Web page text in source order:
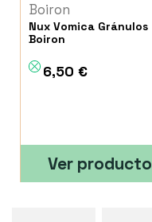
Boiron
Nux Vomica Gránulos
Boiron
6,50 €
Ver producto